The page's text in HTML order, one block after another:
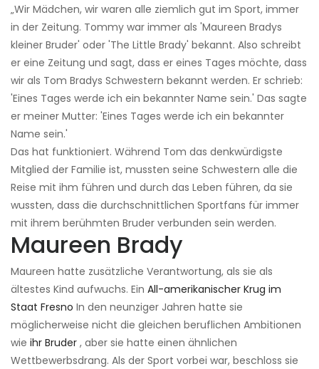
„Wir Mädchen, wir waren alle ziemlich gut im Sport, immer
in der Zeitung. Tommy war immer als 'Maureen Bradys
kleiner Bruder' oder 'The Little Brady' bekannt. Also schreibt
er eine Zeitung und sagt, dass er eines Tages möchte, dass
wir als Tom Bradys Schwestern bekannt werden. Er schrieb:
'Eines Tages werde ich ein bekannter Name sein.' Das sagte
er meiner Mutter: 'Eines Tages werde ich ein bekannter
Name sein.'
Das hat funktioniert. Während Tom das denkwürdigste
Mitglied der Familie ist, mussten seine Schwestern alle die
Reise mit ihm führen und durch das Leben führen, da sie
wussten, dass die durchschnittlichen Sportfans für immer
mit ihrem berühmten Bruder verbunden sein werden.
Maureen Brady
Maureen hatte zusätzliche Verantwortung, als sie als
ältestes Kind aufwuchs. Ein All-amerikanischer Krug im
Staat Fresno In den neunziger Jahren hatte sie
möglicherweise nicht die gleichen beruflichen Ambitionen
wie ihr Bruder , aber sie hatte einen ähnlichen
Wettbewerbsdrang. Als der Sport vorbei war, beschloss sie